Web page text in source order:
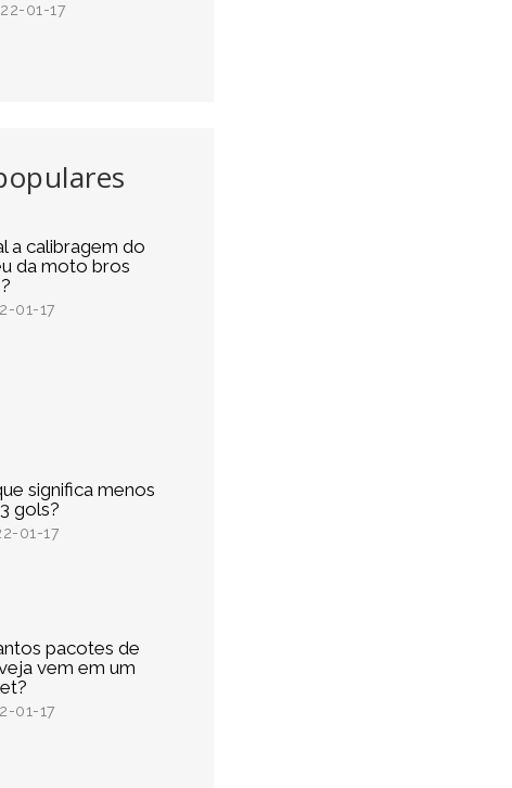
01-17
a calibragem do
da moto bros
01-17
significa menos
gols?
01-17
pacotes de
vem em um
01-17